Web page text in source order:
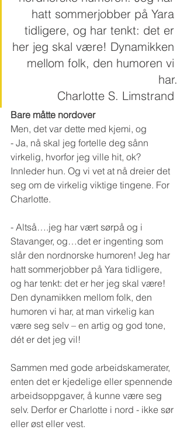
hatt sommerjobber på Yara
tidligere, og har tenkt: det er
her jeg skal være! Dynamikken
mellom folk, den humoren vi
har.
Charlotte S. Limstrand
Bare måtte nordover
Men, det var dette med kjemi, og
- Ja, nå skal jeg fortelle deg sånn
virkelig, hvorfor jeg ville hit, ok?
Innleder hun. Og vi vet at nå dreier det
seg om de virkelig viktige tingene. For
Charlotte.
- Altså….jeg har vært sørpå og i
Stavanger, og…det er ingenting som
slår den nordnorske humoren! Jeg har
hatt sommerjobber på Yara tidligere,
og har tenkt: det er her jeg skal være!
Den dynamikken mellom folk, den
humoren vi har, at man virkelig kan
være seg selv – en artig og god tone,
dét er det jeg vil!
Sammen med gode arbeidskamerater,
enten det er kjedelige eller spennende
arbeidsoppgaver, å kunne være seg
selv. Derfor er Charlotte i nord - ikke sør
eller øst eller vest.